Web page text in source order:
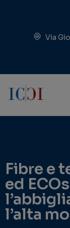
Via
Fibre e
ed
l’alta